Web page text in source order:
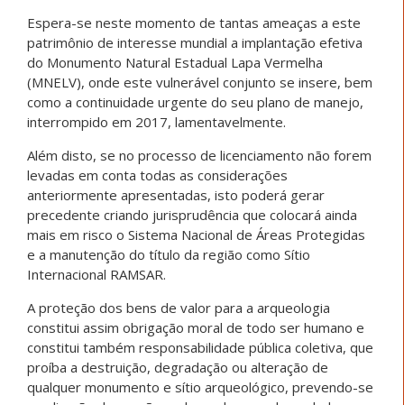
Espera-se neste momento de tantas ameaças a este
patrimônio de interesse mundial a implantação efetiva
do Monumento Natural Estadual Lapa Vermelha
(MNELV), onde este vulnerável conjunto se insere, bem
como a continuidade urgente do seu plano de manejo,
interrompido em 2017, lamentavelmente.
Além disto, se no processo de licenciamento não forem
levadas em conta todas as considerações
anteriormente apresentadas, isto poderá gerar
precedente criando jurisprudência que colocará ainda
mais em risco o Sistema Nacional de Áreas Protegidas
e a manutenção do título da região como Sítio
Internacional RAMSAR.
A proteção dos bens de valor para a arqueologia
constitui assim obrigação moral de todo ser humano e
constitui também responsabilidade pública coletiva, que
proíba a destruição, degradação ou alteração de
qualquer monumento e sítio arqueológico, prevendo-se